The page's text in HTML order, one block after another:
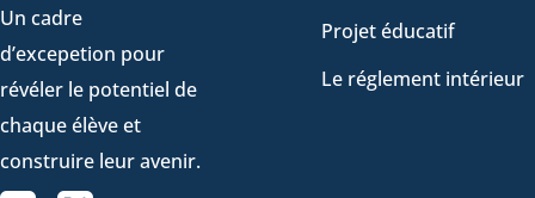
Un cadre
d’excepetion pour
révéler le potentiel de
chaque élève et
construire leur avenir.
Projet éducatif
Le réglement intérieur